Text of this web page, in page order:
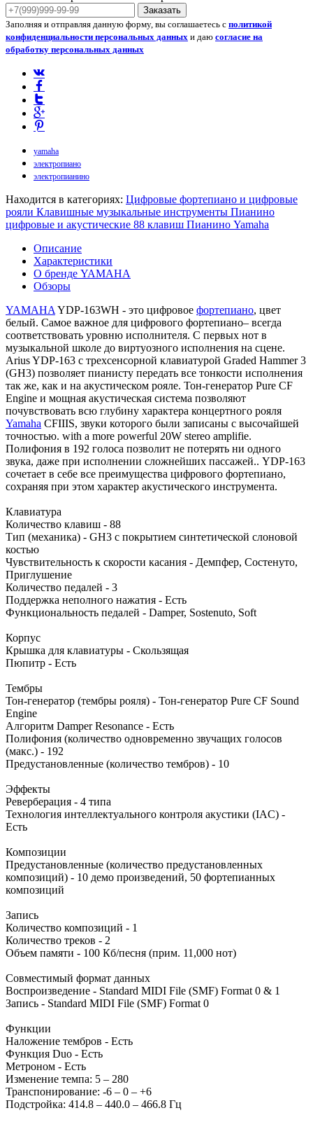
Заказать
Заполняя и отправляя данную форму, вы соглашаетесь с политикой
конфиденциальности персональных данных и даю согласие на
обработку персональных данных
yamaha
электропиано
электропианино
Находится в категориях: Цифровые фортепиано и цифровые
рояли Клавишные музыкальные инструменты Пианино
цифровые и акустические 88 клавиш Пианино Yamaha
Описание
Характеристики
О бренде YAMAHA
Обзоры
YAMAHA YDP-163WH - это цифровое фортепиано, цвет
белый. Самое важное для цифрового фортепиано– всегда
соответствовать уровню исполнителя. С первых нот в
музыкальной школе до виртуозного исполнения на сцене.
Arius YDP-163 с трехсенсорной клавиатурой Graded Hammer 3
(GH3) позволяет пианисту передать все тонкости исполнения
так же, как и на акустическом рояле. Тон-генератор Pure CF
Engine и мощная акустическая система позволяют
почувствовать всю глубину характера концертного рояля
Yamaha CFIIIS, звуки которого были записаны с высочайшей
точностью. with a more powerful 20W stereo amplifie.
Полифония в 192 голоса позволит не потерять ни одного
звука, даже при исполнении сложнейших пассажей.. YDP-163
сочетает в себе все преимущества цифрового фортепиано,
сохраняя при этом характер акустического инструмента.
Клавиатура
Количество клавиш - 88
Тип (механика) - GH3 с покрытием синтетической слоновой
костью
Чувствительность к скорости касания - Демпфер, Состенуто,
Приглушение
Количество педалей - 3
Поддержка неполного нажатия - Есть
Функциональность педалей - Damper, Sostenuto, Soft
Корпус
Крышка для клавиатуры - Скользящая
Пюпитр - Есть
Тембры
Тон-генератор (тембры рояля) - Тон-генератор Pure CF Sound
Engine
Алгоритм Damper Resonance - Есть
Полифония (количество одновременно звучащих голосов
(макс.) - 192
Предустановленные (количество тембров) - 10
Эффекты
Реверберация - 4 типа
Технология интеллектуального контроля акустики (IAC) -
Есть
Композиции
Предустановленные (количество предустановленных
композиций) - 10 демо произведений, 50 фортепианных
композиций
Запись
Количество композиций - 1
Количество треков - 2
Объем памяти - 100 Кб/песня (прим. 11,000 нот)
Совместимый формат данных
Воспроизведение - Standard MIDI File (SMF) Format 0 & 1
Запись - Standard MIDI File (SMF) Format 0
Функции
Наложение тембров - Есть
Функция Duo - Есть
Метроном - Есть
Изменение темпа: 5 – 280
Транспонирование: -6 – 0 – +6
Подстройка: 414.8 – 440.0 – 466.8 Гц